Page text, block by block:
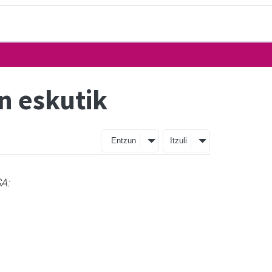
eskutik
Entzun Itzuli